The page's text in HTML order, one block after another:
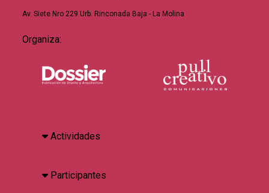
Av. Siete Nro 229 Urb. Rinconada Baja - La Molina
Organiza:
Actividades
Participantes